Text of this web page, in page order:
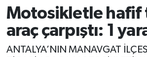
Motosikletle hafif
araç çarpıştı: 1
ANTALYA’NIN MANAVGAT